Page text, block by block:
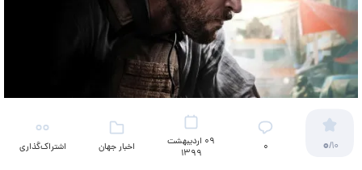
0/10 ۰
09 اردیبهشت
1399
اخبار جهان
اشتراک‌گذاری